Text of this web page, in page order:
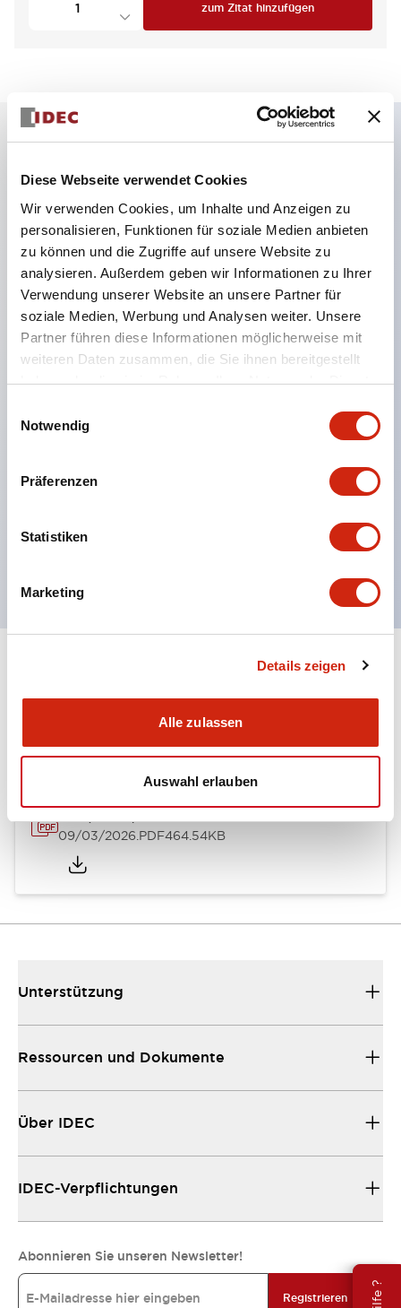
Diese Webseite verwendet Cookies
Wir verwenden Cookies, um Inhalte und Anzeigen zu
personalisieren, Funktionen für soziale Medien anbieten
zu können und die Zugriffe auf unsere Website zu
analysieren. Außerdem geben wir Informationen zu Ihrer
Verwendung unserer Website an unsere Partner für
soziale Medien, Werbung und Analysen weiter. Unsere
Partner führen diese Informationen möglicherweise mit
weiteren Daten zusammen, die Sie ihnen bereitgestellt
haben oder die sie im Rahmen Ihrer Nutzung der Dienste
Notwendig
Präferenzen
Statistiken
Marketing
Details zeigen
Alle zulassen
Auswahl erlauben
zum Zitat hinzufügen
Kombinieren Sie mehrere Kontrollleuchten und
Taster in einem einzigen Schalttafelausschnitt
LED- oder Glühlampenbeleuchtung
6 V
12 V
oder 24 V AC/DC 120 V oder 240 V AC
nahezu jeder Kombination kombiniert werden
mehrere Gravuroptionen
Wahlschalter
Genehmigungen & Standards
09/03/2026.PDF464.54KB
Unterstützung
Ressourcen und Dokumente
Über IDEC
IDEC-Verpflichtungen
Abonnieren Sie unseren Newsletter!
Registrieren